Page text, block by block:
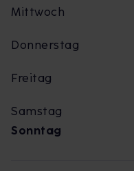
Mittwoch
Donnerstag
Freitag
Samstag
Sonntag